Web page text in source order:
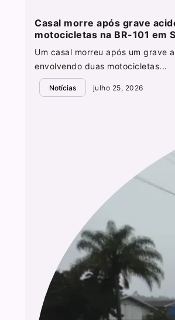
Casal morre após grave
motocicletas na BR-101 em
Um casal morreu após um grave
envolvendo duas motocicletas...
Notícias julho 25, 2026